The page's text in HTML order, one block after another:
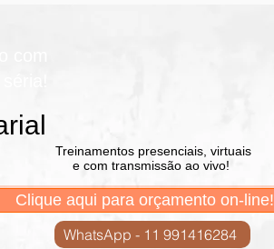
Treinamentos presenciais, virtuais
e com transmissão ao vivo!
Clique aqui para orçamento on-line!
WhatsApp - 11 991416284